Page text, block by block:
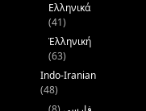
Ελληνικά
(41)
Ἑλληνική
(63)
Indo-Iranian
(48)